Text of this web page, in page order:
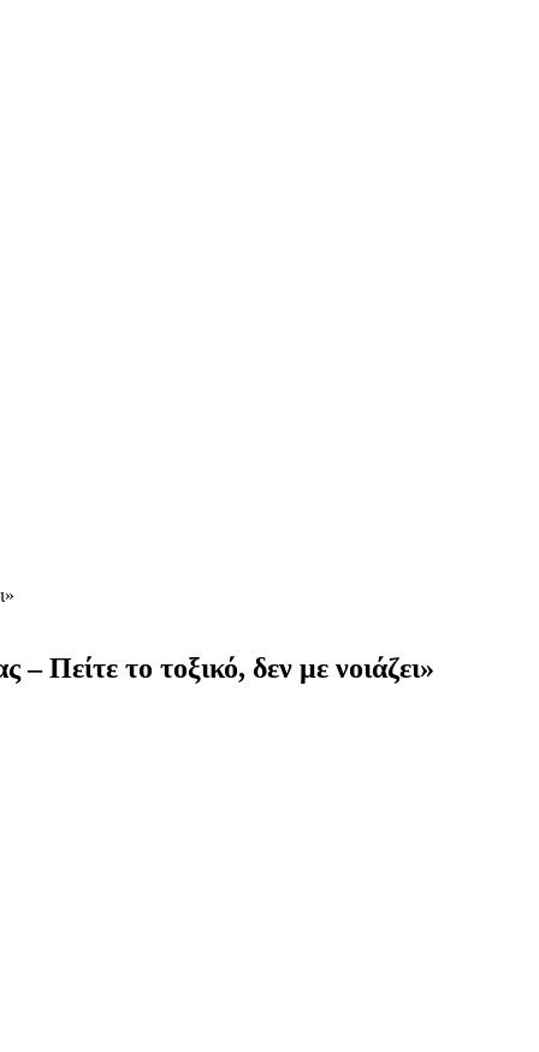
Πείτε το τοξικό, δεν με νοιάζει»